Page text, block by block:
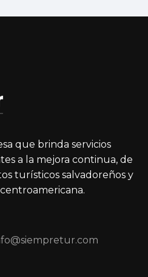
que brinda servicios
a la mejora continua, de
turísticos salvadoreños y